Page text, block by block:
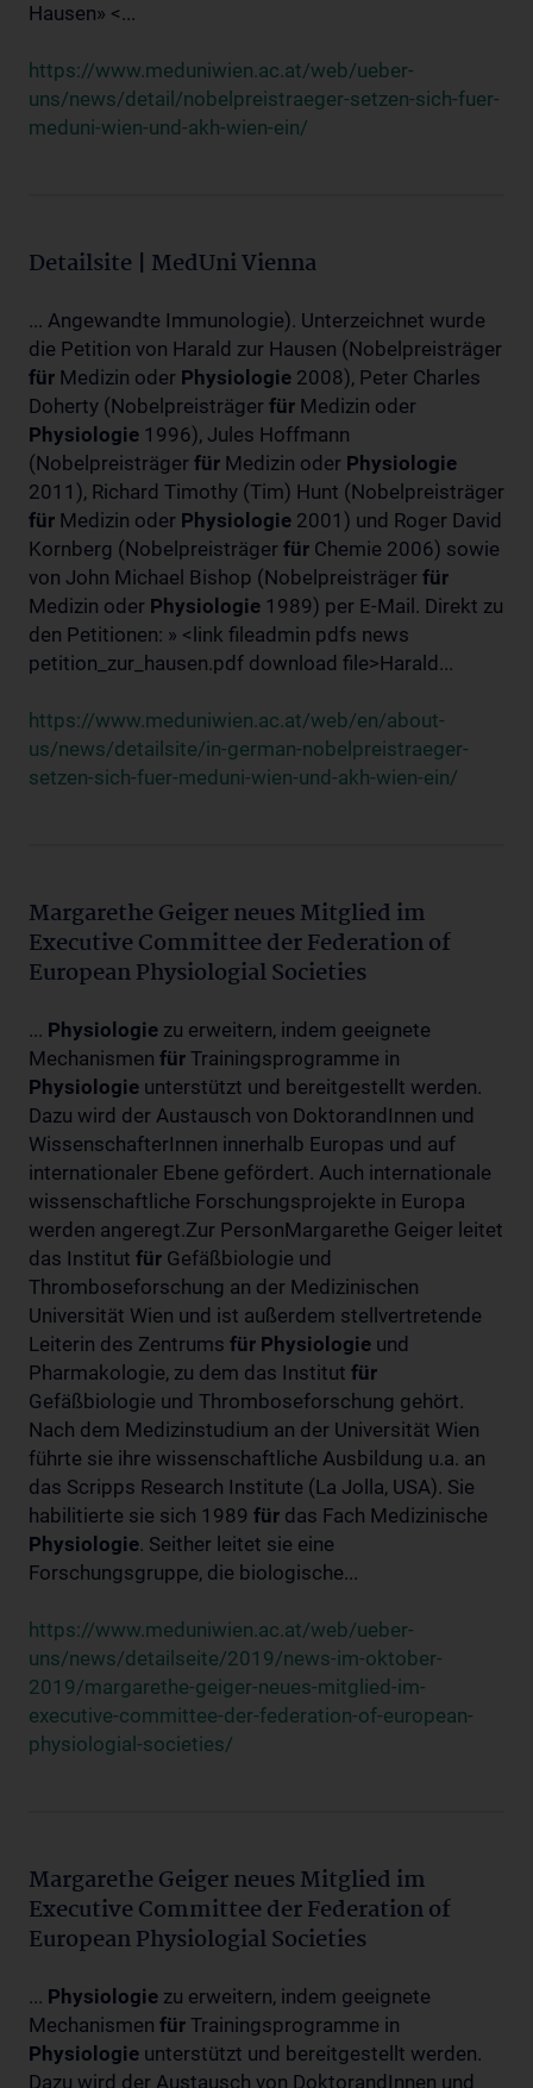
Hausen» <...
https://www.meduniwien.ac.at/web/ueber-
uns/news/detail/nobelpreistraeger-setzen-sich-fuer-
meduni-wien-und-akh-wien-ein/
Detailsite | MedUni Vienna
... Angewandte Immunologie). Unterzeichnet wurde
die Petition von Harald zur Hausen (Nobelpreisträger
für Medizin oder Physiologie 2008), Peter Charles
Doherty (Nobelpreisträger für Medizin oder
Physiologie 1996), Jules Hoffmann
(Nobelpreisträger für Medizin oder Physiologie
2011), Richard Timothy (Tim) Hunt (Nobelpreisträger
für Medizin oder Physiologie 2001) und Roger David
Kornberg (Nobelpreisträger für Chemie 2006) sowie
von John Michael Bishop (Nobelpreisträger für
Medizin oder Physiologie 1989) per E-Mail. Direkt zu
den Petitionen: » <link fileadmin pdfs news
petition_zur_hausen.pdf download file>Harald...
https://www.meduniwien.ac.at/web/en/about-
us/news/detailsite/in-german-nobelpreistraeger-
setzen-sich-fuer-meduni-wien-und-akh-wien-ein/
Margarethe Geiger neues Mitglied im
Executive Committee der Federation of
European Physiologial Societies
... Physiologie zu erweitern, indem geeignete
Mechanismen für Trainingsprogramme in
Physiologie unterstützt und bereitgestellt werden.
Dazu wird der Austausch von DoktorandInnen und
WissenschafterInnen innerhalb Europas und auf
internationaler Ebene gefördert. Auch internationale
wissenschaftliche Forschungsprojekte in Europa
werden angeregt.Zur PersonMargarethe Geiger leitet
das Institut für Gefäßbiologie und
Thromboseforschung an der Medizinischen
Universität Wien und ist außerdem stellvertretende
Leiterin des Zentrums für Physiologie und
Pharmakologie, zu dem das Institut für
Gefäßbiologie und Thromboseforschung gehört.
Nach dem Medizinstudium an der Universität Wien
führte sie ihre wissenschaftliche Ausbildung u.a. an
das Scripps Research Institute (La Jolla, USA). Sie
habilitierte sie sich 1989 für das Fach Medizinische
Physiologie. Seither leitet sie eine
Forschungsgruppe, die biologische...
https://www.meduniwien.ac.at/web/ueber-
uns/news/detailseite/2019/news-im-oktober-
2019/margarethe-geiger-neues-mitglied-im-
executive-committee-der-federation-of-european-
physiologial-societies/
Margarethe Geiger neues Mitglied im
Executive Committee der Federation of
European Physiologial Societies
... Physiologie zu erweitern, indem geeignete
Mechanismen für Trainingsprogramme in
Physiologie unterstützt und bereitgestellt werden.
Dazu wird der Austausch von DoktorandInnen und